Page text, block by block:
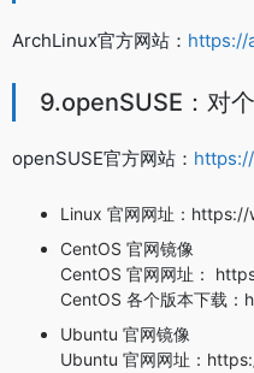
ArchLinux官方网站： https://
9.openSUSE：对
openSUSE官方网站：
Linux 官网网址：
CentOS 官网镜像
CentOS 官网网址：
CentOS 各个版本下载
Ubuntu 官网镜像
Ubuntu 官网网址：